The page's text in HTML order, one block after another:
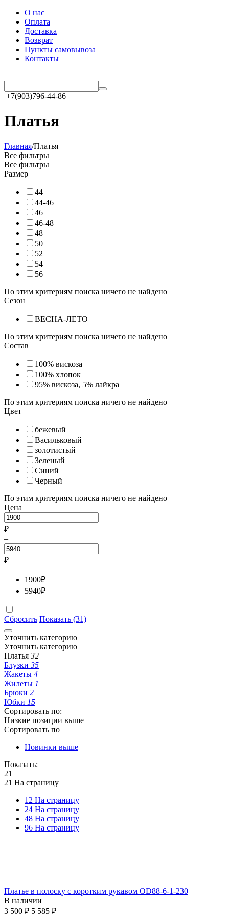
О нас
Оплата
Доставка
Возврат
Пункты самовывоза
Контакты
+7(903)796-44-86
Платья
Главная/Платья
Все фильтры
Все фильтры
Размер
44
44-46
46
46-48
48
50
52
54
56
По этим критериям поиска ничего не найдено
Сезон
ВЕСНА-ЛЕТО
По этим критериям поиска ничего не найдено
Состав
100% вискоза
100% хлопок
95% вискоза, 5% лайкра
По этим критериям поиска ничего не найдено
Цвет
бежевый
Васильковый
золотистый
Зеленый
Синий
Черный
По этим критериям поиска ничего не найдено
Цена
₽
–
₽
1900₽
5940₽
Сбросить Показать (31)
Уточнить категорию
Уточнить категорию
Платья 32
Блузки 35
Жакеты 4
Жилеты 1
Брюки 2
Юбки 15
Сортировать по:
Низкие позиции выше
Сортировать по
Новинки выше
Показать:
21
21 На страницу
12 На страницу
24 На страницу
48 На страницу
96 На страницу
Платье в полоску с коротким рукавом OD88-6-1-230
В наличии
3 500 ₽ 5 585 ₽